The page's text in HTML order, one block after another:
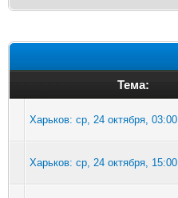
Тема:
Харьков: ср, 24 октября, 03:00
Харьков: ср, 24 октября, 15:00